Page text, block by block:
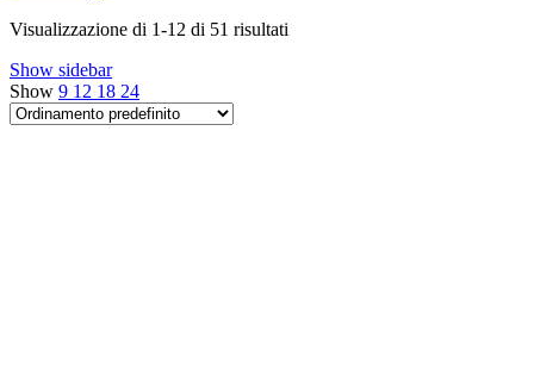
Visualizzazione di 1-12 di 51 risultati
Show sidebar
Show 9 12 18 24